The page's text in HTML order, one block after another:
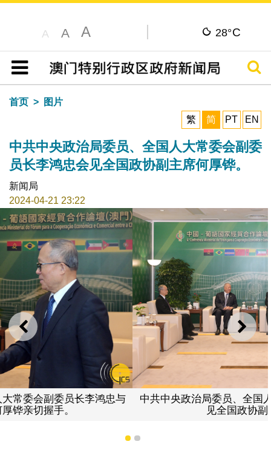
A A A 28°C
目录
搜寻
首页
图片
繁
简 PT EN
中共中央政治局委员、全国人大常委会副委
员长李鸿忠会见全国政协副主席何厚铧。
新闻局
2024-04-21 23:22
上一则 下一
中共中央政治局委员、全国人大常委会副委员长李鸿忠会
1 2